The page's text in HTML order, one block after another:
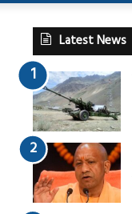
Latest News